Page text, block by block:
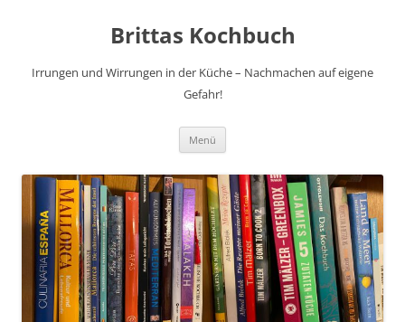
Brittas Kochbuch
Irrungen und Wirrungen in der Küche – Nachmachen auf eigene
Gefahr!
Menü